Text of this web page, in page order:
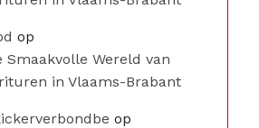
op
Smaakvolle Wereld van
in Vlaams-Brabant
op